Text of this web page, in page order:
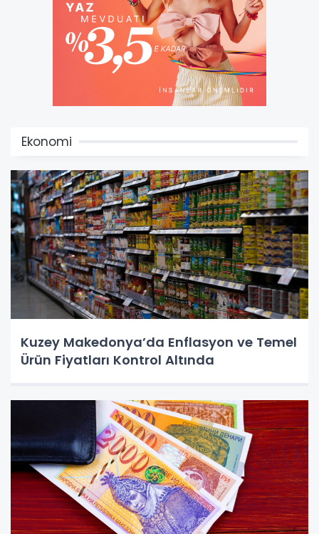
Ekonomi
Kuzey Makedonya’da Enflasyon ve Temel
Ürün Fiyatları Kontrol Altında